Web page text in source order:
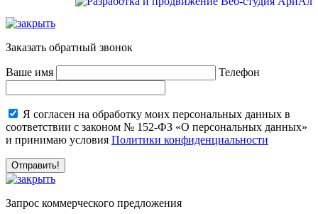
Заказать обратный звонок
Ваше имя Телефон
Я согласен на обработку моих персональных данных в
соответствии с законом № 152-ФЗ «О персональных данных»
и принимаю условия Политики конфиденциальности
Запрос коммерческого предложения